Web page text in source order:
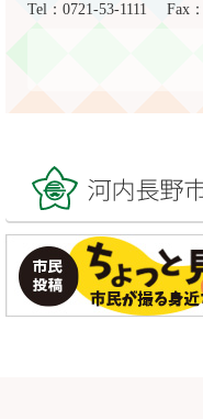
Tel：0721-53-1111
Fax